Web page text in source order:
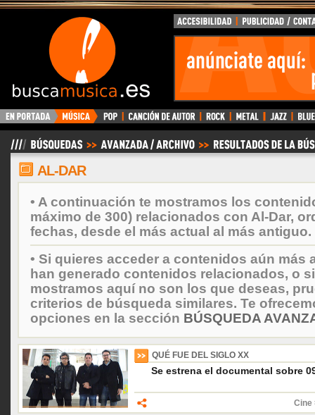
BuscaMusica.es
AL-DAR
• A continuación te mostramos los
máximo de 300) relacionados con Al-Dar,
fechas, desde el más actual al más antiguo.
• Si quieres acceder a contenidos aún más
han generado contenidos relacionados, o
mostramos aquí no son los que deseas,
criterios de búsqueda similares. Te
opciones en la sección BÚSQUEDA
QUÉ FUE DEL SIGLO XX
Se estrena el documental sobre
Cine